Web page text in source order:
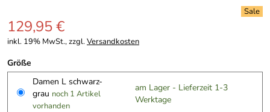
129,95 €
inkl. 19% MwSt., zzgl.Versandkosten
Größe
Damen L schwarz-
grau noch 1 Artikel
vorhanden
am Lager - Lieferzeit 1-3
Werktage